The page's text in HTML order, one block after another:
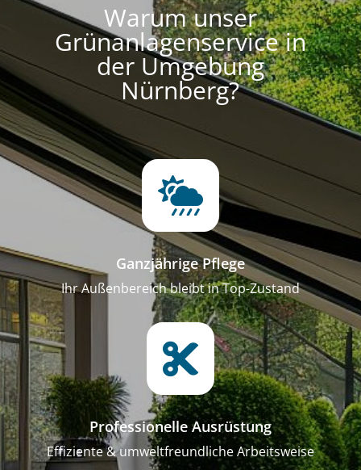
Warum unser
Grünanlagenservice in
der Umgebung
Nürnberg?

Ganzjährige Pflege
Ihr Außenbereich bleibt in Top-Zustand

Professionelle Ausrüstung
Effiziente & umweltfreundliche Arbeitsweise